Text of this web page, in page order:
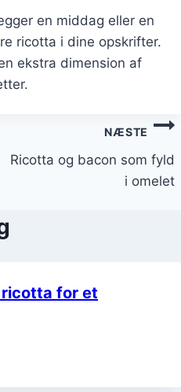
en middag eller en
ricotta i dine opskrifter.
ekstra dimension af
NÆSTE
Ricotta og bacon som fyld
i omelet
for et